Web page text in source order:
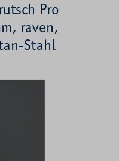
Pro
raven,
Stahl